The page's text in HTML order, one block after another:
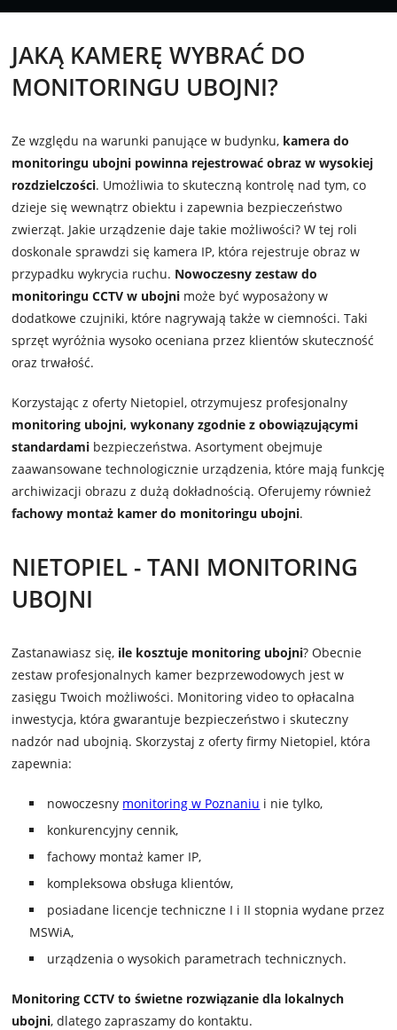
JAKĄ KAMERĘ WYBRAĆ DO
MONITORINGU UBOJNI?
Ze względu na warunki panujące w budynku, kamera do
monitoringu ubojni powinna rejestrować obraz w wysokiej
rozdzielczości. Umożliwia to skuteczną kontrolę nad tym, co
dzieje się wewnątrz obiektu i zapewnia bezpieczeństwo
zwierząt. Jakie urządzenie daje takie możliwości? W tej roli
doskonale sprawdzi się kamera IP, która rejestruje obraz w
przypadku wykrycia ruchu. Nowoczesny zestaw do
monitoringu CCTV w ubojni może być wyposażony w
dodatkowe czujniki, które nagrywają także w ciemności. Taki
sprzęt wyróżnia wysoko oceniana przez klientów skuteczność
oraz trwałość.
Korzystając z oferty Nietopiel, otrzymujesz profesjonalny
monitoring ubojni, wykonany zgodnie z obowiązującymi
standardami bezpieczeństwa. Asortyment obejmuje
zaawansowane technologicznie urządzenia, które mają funkcję
archiwizacji obrazu z dużą dokładnością. Oferujemy również
fachowy montaż kamer do monitoringu ubojni.
NIETOPIEL - TANI MONITORING
UBOJNI
Zastanawiasz się, ile kosztuje monitoring ubojni? Obecnie
zestaw profesjonalnych kamer bezprzewodowych jest w
zasięgu Twoich możliwości. Monitoring video to opłacalna
inwestycja, która gwarantuje bezpieczeństwo i skuteczny
nadzór nad ubojnią. Skorzystaj z oferty firmy Nietopiel, która
zapewnia:
nowoczesny monitoring w Poznaniu i nie tylko,
konkurencyjny cennik,
fachowy montaż kamer IP,
kompleksowa obsługa klientów,
posiadane licencje techniczne I i II stopnia wydane przez
MSWiA,
urządzenia o wysokich parametrach technicznych.
Monitoring CCTV to świetne rozwiązanie dla lokalnych
ubojni, dlatego zapraszamy do kontaktu.